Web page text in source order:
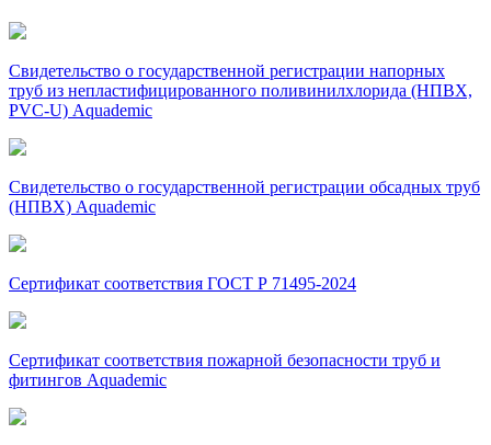
Свидетельство о государственной регистрации напорных
труб из непластифицированного поливинилхлорида (НПВХ,
PVC-U) Aquademic
Свидетельство о государственной регистрации обсадных труб
(НПВХ) Aquademic
Сертификат соответствия ГОСТ Р 71495-2024
Сертификат соответствия пожарной безопасности труб и
фитингов Aquademic